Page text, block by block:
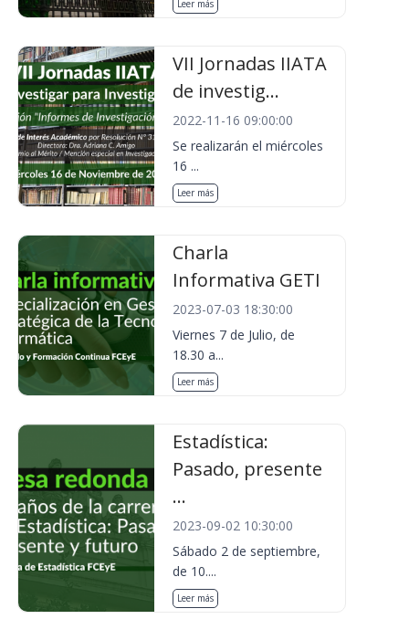
Leer más
VII Jornadas IIATA
de investig...
2022-11-16 09:00:00
Se realizarán el miércoles
16 ...
Leer más
Charla
Informativa GETI
2023-07-03 18:30:00
Viernes 7 de Julio, de
18.30 a...
Leer más
Estadística:
Pasado, presente
...
2023-09-02 10:30:00
Sábado 2 de septiembre,
de 10....
Leer más